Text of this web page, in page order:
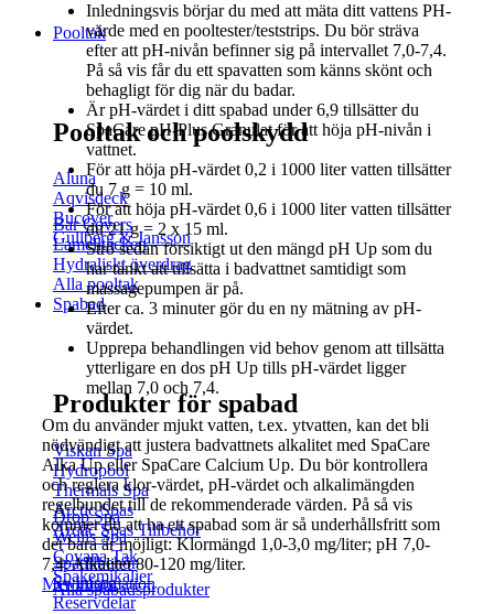
Pooltak
Pooltak och poolskydd
Aluna
Aqvisdeck
Bucover
Gullberg & Jansson
Bar Covers
Lamelltäcken
Hydraliskt överdrag
Alla pooltak
Spabad
Produkter för spabad
Viskan Spa
Hydropool
Thermals Spa
Arctic Spas
Arctic Spas Tillbehör
Drop Spa
Wellis Spa
Covana Tak
Spakemikalier
Spatillbehör
Swimspa
Reservdelar
Alla spabadsprodukter
Inledningsvis börjar du med att mäta ditt vattens PH-
värde med en pooltester/teststrips. Du bör sträva
efter att pH-nivån befinner sig på intervallet 7,0-7,4.
På så vis får du ett spavatten som känns skönt och
behagligt för dig när du badar.
Är pH-värdet i ditt spabad under 6,9 tillsätter du
SpaCare pH-Plus Granulat för att höja pH-nivån i
vattnet.
För att höja pH-värdet 0,2 i 1000 liter vatten tillsätter
du 7 g = 10 ml.
För att höja pH-värdet 0,6 i 1000 liter vatten tillsätter
du 21 g = 2 x 15 ml.
Strö sedan försiktigt ut den mängd pH Up som du
har tänkt att tillsätta i badvattnet samtidigt som
massagepumpen är på.
Efter ca. 3 minuter gör du en ny mätning av pH-
värdet.
Upprepa behandlingen vid behov genom att tillsätta
ytterligare en dos pH Up tills pH-värdet ligger
mellan 7,0 och 7,4.
Om du använder mjukt vatten, t.ex. ytvatten, kan det bli
nödvändigt att justera badvattnets alkalitet med SpaCare
Alka Up eller SpaCare Calcium Up. Du bör kontrollera
och reglera klor-värdet, pH-värdet och alkalimängden
regelbundet till de rekommenderade värden. På så vis
kommer du att ha ett spabad som är så underhållsfritt som
det bara är möjligt: Klormängd 1,0-3,0 mg/liter; pH 7,0-
7,4; Alkalitet 80-120 mg/liter.
Mer information